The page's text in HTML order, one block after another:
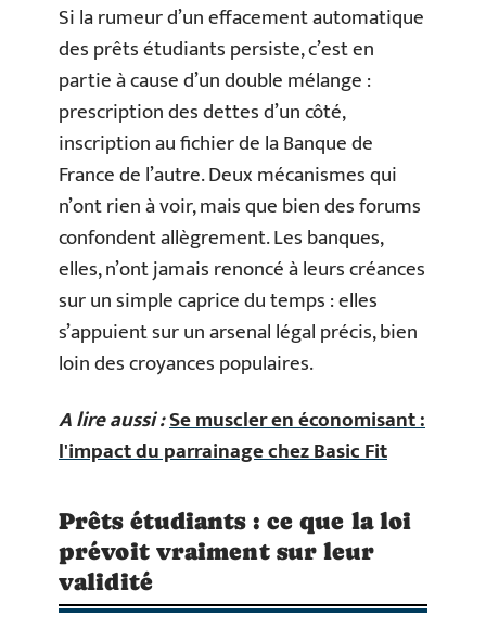
Si la rumeur d’un effacement automatique
des prêts étudiants persiste, c’est en
partie à cause d’un double mélange :
prescription des dettes d’un côté,
inscription au fichier de la Banque de
France de l’autre. Deux mécanismes qui
n’ont rien à voir, mais que bien des forums
confondent allègrement. Les banques,
elles, n’ont jamais renoncé à leurs créances
sur un simple caprice du temps : elles
s’appuient sur un arsenal légal précis, bien
loin des croyances populaires.
A lire aussi :Se muscler en économisant :
l'impact du parrainage chez Basic Fit
Prêts étudiants : ce que la loi
prévoit vraiment sur leur
validité